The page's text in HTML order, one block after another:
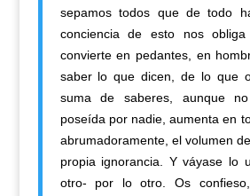
sepamos todos que de todo
conciencia de esto nos
convierte en pedantes, en
saber lo que dicen, de lo que
suma de saberes, aunque
poseída por nadie, aumenta en
abrumadoramente, el volumen
propia ignorancia. Y váyase lo
otro- por lo otro. Os